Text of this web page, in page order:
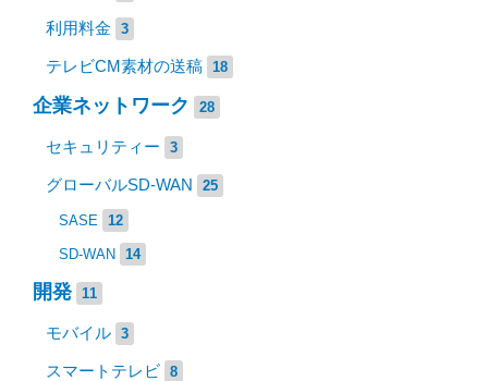
利用料金 3
テレビCM素材の送稿 18
企業ネットワーク 28
セキュリティー 3
グローバルSD-WAN 25
SASE 12
SD-WAN 14
開発 11
モバイル 3
スマートテレビ 8